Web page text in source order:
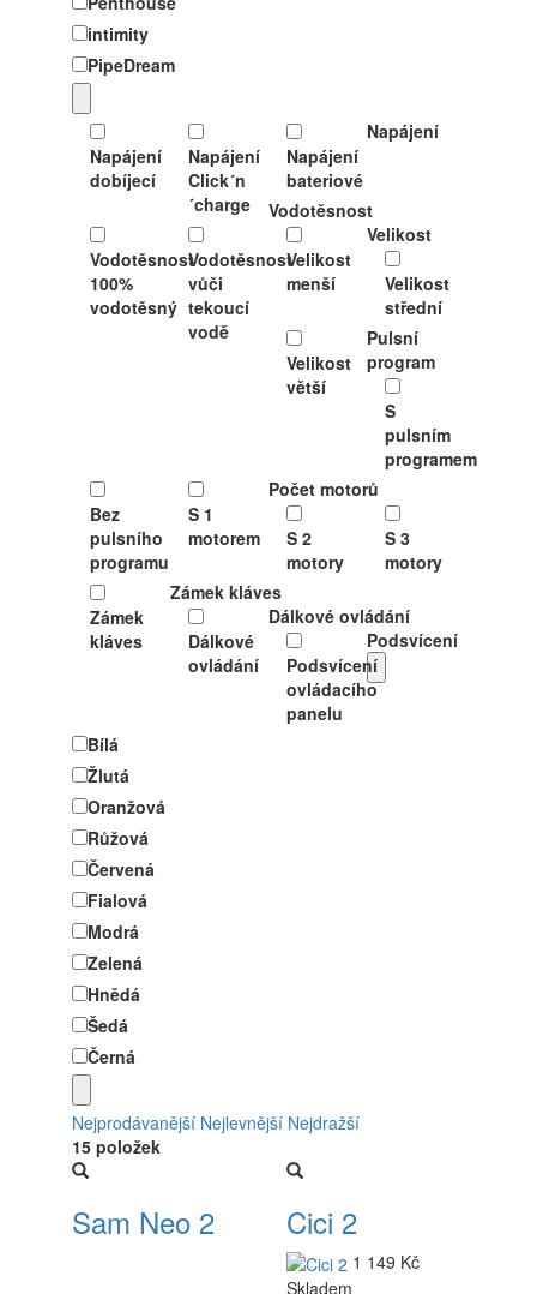
intimity
PipeDream
Napájení
Napájení
dobíjecí
Napájení
Click´n
´charge
Napájení
bateriové
Vodotěsnost
Vodotěsnost
100%
vodotěsný
Vodotěsnost
vůči
tekoucí
vodě
Velikost
Velikost
menší
Velikost
střední
Velikost
větší
Pulsní
program
S
pulsním
programem
Bez
pulsního
programu
Počet motorů
S 1
motorem
S 2
motory
S 3
motory
Zámek kláves
Zámek
kláves
Dálkové ovládání
Dálkové
ovládání
Podsvícení
Podsvícení
ovládacího
panelu
Bílá
Žlutá
Oranžová
Růžová
Červená
Fialová
Modrá
Zelená
Hnědá
Šedá
Černá
Nejprodávanější Nejlevnější Nejdražší
15 položek
Sam Neo 2 Cici 2
1 149 Kč
Skladem